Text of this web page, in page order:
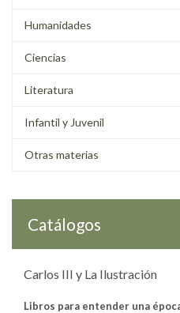
Humanidades
Ciencias
Literatura
Infantil y Juvenil
Otras materias
Catálogos
Carlos III y La Ilustración
Libros para entender una